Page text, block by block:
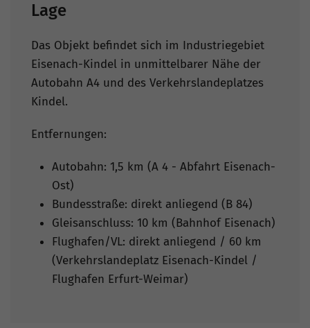
Lage
Das Objekt befindet sich im Industriegebiet
Eisenach-Kindel in unmittelbarer Nähe der
Autobahn A4 und des Verkehrslandeplatzes
Kindel.
Entfernungen:
Autobahn: 1,5 km (A 4 - Abfahrt Eisenach-
Ost)
Bundesstraße: direkt anliegend (B 84)
Gleisanschluss: 10 km (Bahnhof Eisenach)
Flughafen/VL: direkt anliegend / 60 km
(Verkehrslandeplatz Eisenach-Kindel /
Flughafen Erfurt-Weimar)